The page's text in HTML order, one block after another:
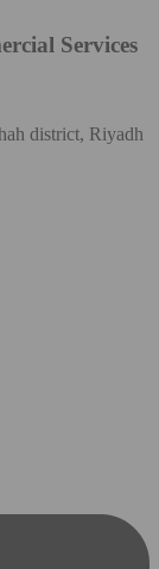
Services
district, Riyadh